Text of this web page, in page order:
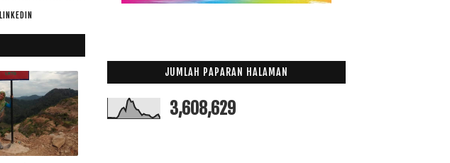
LINKEDIN
►Januari(21)
►2014(47)
►2013
JUMLAH PAPARAN HALAMAN
3,608,629